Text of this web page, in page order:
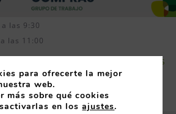
las 9:30
las 11:00
Finanzas y Compras: finanzas
de incertidumbre
para ofrecerte la mejor
web.
más sobre qué cookies
en losajustes.